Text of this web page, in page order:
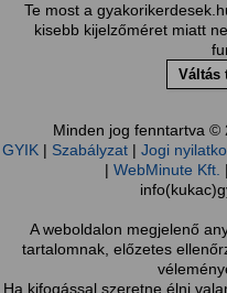
Te most a
kisebb kijelzőméret miatt
Váltás
Minden jog fenntartva ©
GYIK| Szabályzat| Jogi
| WebMinute Kft. |
A weboldalon megjelenő
tartalomnak, előzetes
Ha kifogással szeretne élni